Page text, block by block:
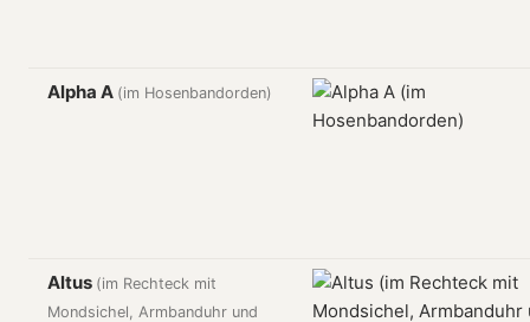
Alpha A (im Hosenbandorden)
Altus (im Rechteck mit
Mondsichel, Armbanduhr und